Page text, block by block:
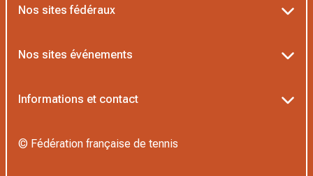
Nos sites fédéraux
Proshop FFT
Nos sites événements
Informations et contact
© Fédération française de tennis